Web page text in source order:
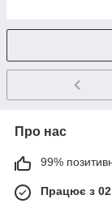
Про нас
99%
Працює з